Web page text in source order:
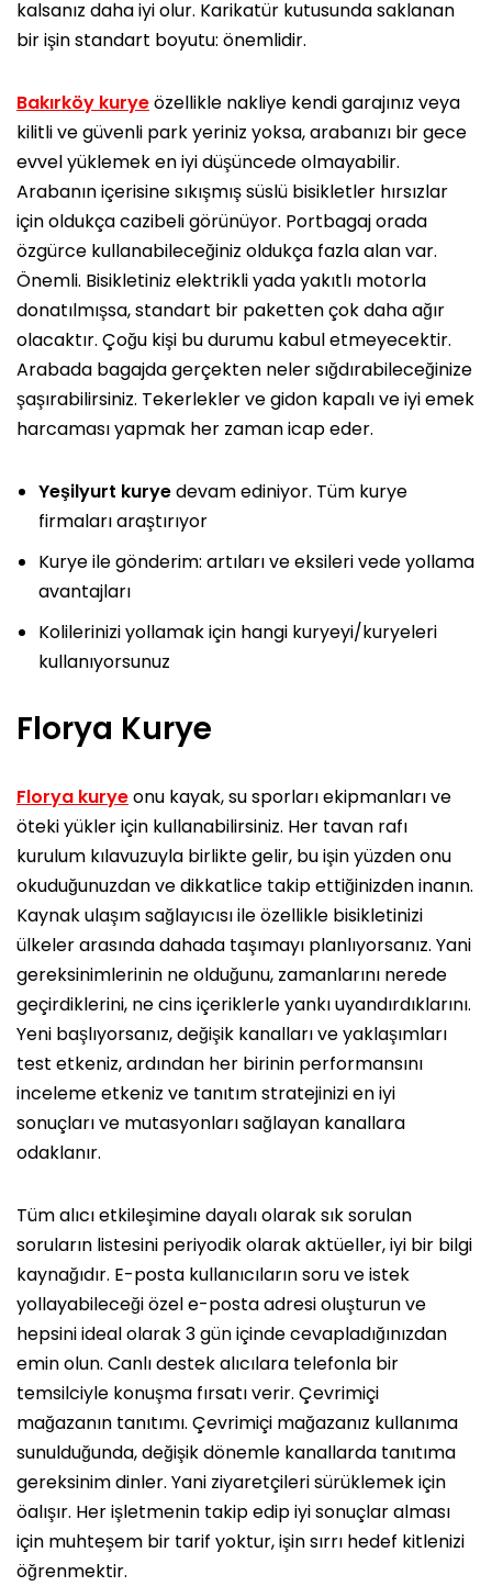
kalsanız daha iyi olur. Karikatür kutusunda saklanan
bir işin standart boyutu: önemlidir.
Bakırköy kuryeözellikle nakliye kendi garajınız veya
kilitli ve güvenli park yeriniz yoksa, arabanızı bir gece
evvel yüklemek en iyi düşüncede olmayabilir.
Arabanın içerisine sıkışmış süslü bisikletler hırsızlar
için oldukça cazibeli görünüyor. Portbagaj orada
özgürce kullanabileceğiniz oldukça fazla alan var.
Önemli. Bisikletiniz elektrikli yada yakıtlı motorla
donatılmışsa, standart bir paketten çok daha ağır
olacaktır. Çoğu kişi bu durumu kabul etmeyecektir.
Arabada bagajda gerçekten neler sığdırabileceğinize
şaşırabilirsiniz. Tekerlekler ve gidon kapalı ve iyi emek
harcaması yapmak her zaman icap eder.
Yeşilyurt kuryedevam ediniyor. Tüm kurye
firmaları araştırıyor
Kurye ile gönderim: artıları ve eksileri vede yollama
avantajları
Kolilerinizi yollamak için hangi kuryeyi/kuryeleri
kullanıyorsunuz
Florya Kurye
Florya kuryeonu kayak, su sporları ekipmanları ve
öteki yükler için kullanabilirsiniz. Her tavan rafı
kurulum kılavuzuyla birlikte gelir, bu işin yüzden onu
okuduğunuzdan ve dikkatlice takip ettiğinizden inanın.
Kaynak ulaşım sağlayıcısı ile özellikle bisikletinizi
ülkeler arasında dahada taşımayı planlıyorsanız. Yani
gereksinimlerinin ne olduğunu, zamanlarını nerede
geçirdiklerini, ne cins içeriklerle yankı uyandırdıklarını.
Yeni başlıyorsanız, değişik kanalları ve yaklaşımları
test etkeniz, ardından her birinin performansını
inceleme etkeniz ve tanıtım stratejinizi en iyi
sonuçları ve mutasyonları sağlayan kanallara
odaklanır.
Tüm alıcı etkileşimine dayalı olarak sık sorulan
soruların listesini periyodik olarak aktüeller, iyi bir bilgi
kaynağıdır. E-posta kullanıcıların soru ve istek
yollayabileceği özel e-posta adresi oluşturun ve
hepsini ideal olarak 3 gün içinde cevapladığınızdan
emin olun. Canlı destek alıcılara telefonla bir
temsilciyle konuşma fırsatı verir. Çevrimiçi
mağazanın tanıtımı. Çevrimiçi mağazanız kullanıma
sunulduğunda, değişik dönemle kanallarda tanıtıma
gereksinim dinler. Yani ziyaretçileri sürüklemek için
öalışır. Her işletmenin takip edip iyi sonuçlar alması
için muhteşem bir tarif yoktur, işin sırrı hedef kitlenizi
öğrenmektir.